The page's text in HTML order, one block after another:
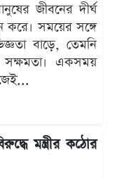
জীবনের দীর্ঘ
করে। সময়ের সঙ্গে
বাড়ে, তেমনি
সক্ষমতা। একসময়
মন্ত্রীর কঠোর